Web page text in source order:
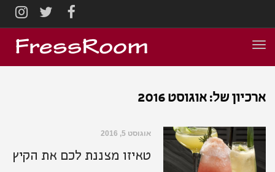
תפריט
ארכיון של: אוגוסט 2016
אוגוסט 5, 2016
טאיזו מצננת לכם את הקיץ